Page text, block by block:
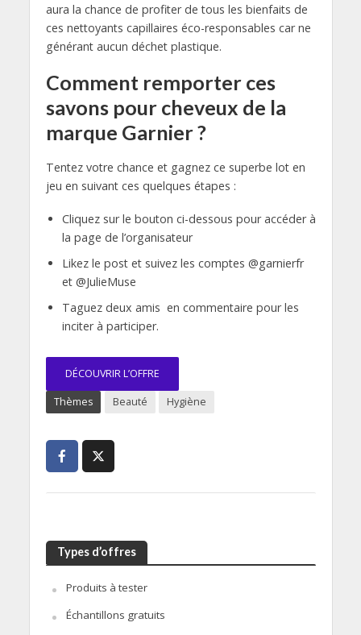
aura la chance de profiter de tous les bienfaits de
ces nettoyants capillaires éco-responsables car ne
générant aucun déchet plastique.
Comment remporter ces
savons pour cheveux de la
marque Garnier ?
Tentez votre chance et gagnez ce superbe lot en
jeu en suivant ces quelques étapes :
Cliquez sur le bouton ci-dessous pour accéder à
la page de l’organisateur
Likez le post et suivez les comptes @garnierfr
et @JulieMuse
Taguez deux amis en commentaire pour les
inciter à participer.
DÉCOUVRIR L’OFFRE
Thèmes Beauté Hygiène
Types d’offres
Produits à tester
Échantillons gratuits